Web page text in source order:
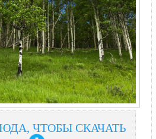
ЧТОБЫ СКАЧАТЬ